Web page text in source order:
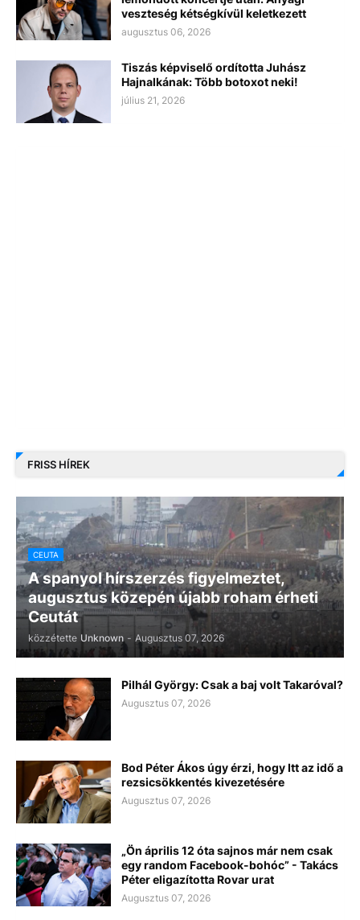
veszteség kétségkívül keletkezett
augusztus 06, 2026
Tiszás képviselő ordította Juhász
Hajnalkának: Több botoxot neki!
július 21, 2026
FRISS HÍREK
CEUTA
A spanyol hírszerzés figyelmeztet,
augusztus közepén újabb roham érheti
Ceutát
közzétette Unknown - Augusztus 07, 2026
Pilhál György: Csak a baj volt Takaróval?
Augusztus 07, 2026
Bod Péter Ákos úgy érzi, hogy Itt az idő a
rezsicsökkentés kivezetésére
Augusztus 07, 2026
„Ön április 12 óta sajnos már nem csak
egy random Facebook-bohóc” - Takács
Péter eligazította Rovar urat
Augusztus 07, 2026